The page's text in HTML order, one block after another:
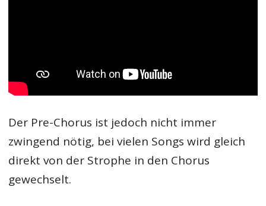
Der Pre-Chorus ist jedoch nicht immer
zwingend nötig, bei vielen Songs wird gleich
direkt von der Strophe in den Chorus
gewechselt.